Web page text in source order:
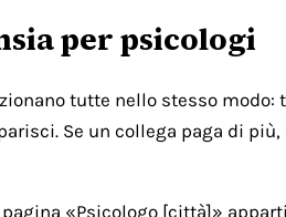
per psicologi
tutte nello stesso
Se un collega paga di
«Psicologo [città]»